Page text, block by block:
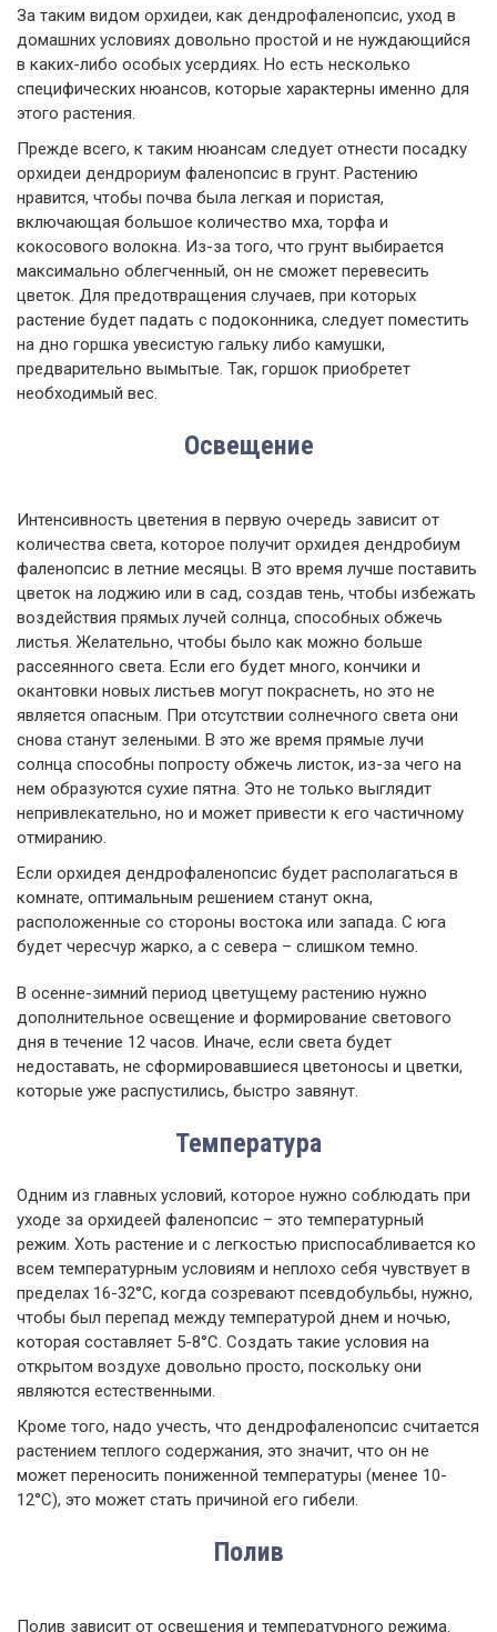
За таким видом орхидеи, как дендрофаленопсис, уход в
домашних условиях довольно простой и не нуждающийся
в каких-либо особых усердиях. Но есть несколько
специфических нюансов, которые характерны именно для
этого растения.
Прежде всего, к таким нюансам следует отнести посадку
орхидеи дендрориум фаленопсис в грунт. Растению
нравится, чтобы почва была легкая и пористая,
включающая большое количество мха, торфа и
кокосового волокна. Из-за того, что грунт выбирается
максимально облегченный, он не сможет перевесить
цветок. Для предотвращения случаев, при которых
растение будет падать с подоконника, следует поместить
на дно горшка увесистую гальку либо камушки,
предварительно вымытые. Так, горшок приобретет
необходимый вес.
Освещение
Интенсивность цветения в первую очередь зависит от
количества света, которое получит орхидея дендробиум
фаленопсис в летние месяцы. В это время лучше поставить
цветок на лоджию или в сад, создав тень, чтобы избежать
воздействия прямых лучей солнца, способных обжечь
листья. Желательно, чтобы было как можно больше
рассеянного света. Если его будет много, кончики и
окантовки новых листьев могут покраснеть, но это не
является опасным. При отсутствии солнечного света они
снова станут зелеными. В это же время прямые лучи
солнца способны попросту обжечь листок, из-за чего на
нем образуются сухие пятна. Это не только выглядит
непривлекательно, но и может привести к его частичному
отмиранию.
Если орхидея дендрофаленопсис будет располагаться в
комнате, оптимальным решением станут окна,
расположенные со стороны востока или запада. С юга
будет чересчур жарко, а с севера – слишком темно.
В осенне-зимний период цветущему растению нужно
дополнительное освещение и формирование светового
дня в течение 12 часов. Иначе, если света будет
недоставать, не сформировавшиеся цветоносы и цветки,
которые уже распустились, быстро завянут.
Температура
Одним из главных условий, которое нужно соблюдать при
уходе за орхидеей фаленопсис – это температурный
режим. Хоть растение и с легкостью приспосабливается ко
всем температурным условиям и неплохо себя чувствует в
пределах 16-32°С, когда созревают псевдобульбы, нужно,
чтобы был перепад между температурой днем и ночью,
которая составляет 5-8°С. Создать такие условия на
открытом воздухе довольно просто, поскольку они
являются естественными.
Кроме того, надо учесть, что дендрофаленопсис считается
растением теплого содержания, это значит, что он не
может переносить пониженной температуры (менее 10-
12°С), это может стать причиной его гибели.
Полив
Полив зависит от освещения и температурного режима.